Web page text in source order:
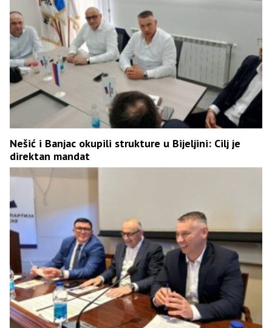
Nešić i Banjac okupili strukture u Bijeljini: Cilj je
direktan mandat